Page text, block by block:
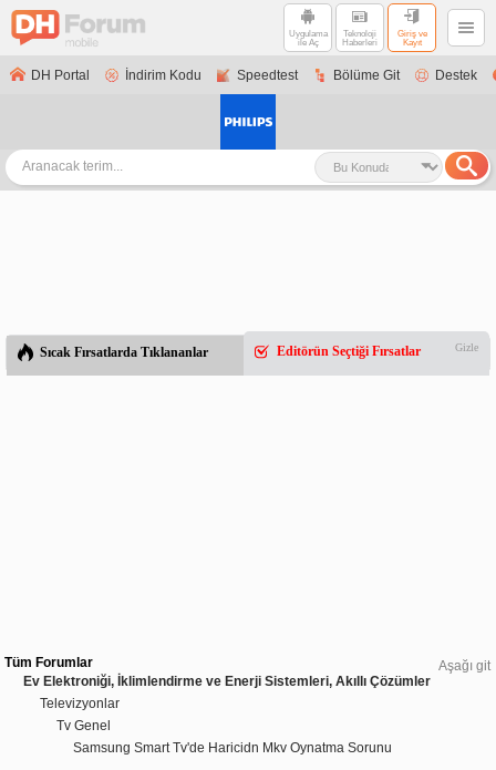
Uygulama
ile Aç
Teknoloji
Haberleri
Giriş ve
Kayıt
DH Portal İndirim Kodu Speedtest Bölüme Git Destek
Sıcak Fırsatlarda Tıklananlar Editörün Seçtiği Fırsatlar Gizle
Aşağı git
Tüm Forumlar
Ev Elektroniği, İklimlendirme ve Enerji Sistemleri, Akıllı Çözümler
Televizyonlar
Tv Genel
Samsung Smart Tv'de Haricidn Mkv Oynatma Sorunu